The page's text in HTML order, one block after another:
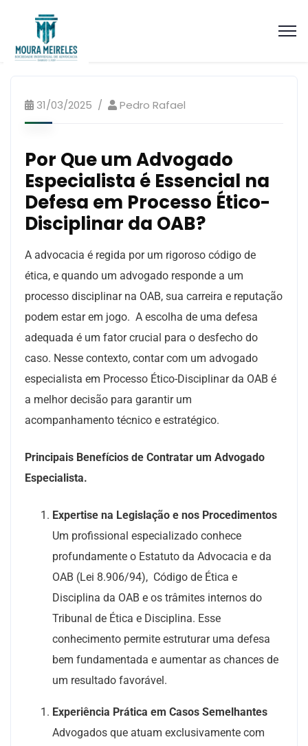
31/03/2025 Pedro Rafael
Por Que um Advogado
Especialista é Essencial na
Defesa em Processo Ético-
Disciplinar da OAB?
A advocacia é regida por um rigoroso código de
ética, e quando um advogado responde a um
processo disciplinar na OAB, sua carreira e reputação
podem estar em jogo. A escolha de uma defesa
adequada é um fator crucial para o desfecho do
caso. Nesse contexto, contar com um advogado
especialista em Processo Ético-Disciplinar da OAB é
a melhor decisão para garantir um
acompanhamento técnico e estratégico.
Principais Benefícios de Contratar um Advogado
Especialista.
Expertise na Legislação e nos Procedimentos
Um profissional especializado conhece
profundamente o Estatuto da Advocacia e da
OAB (Lei 8.906/94), Código de Ética e
Disciplina da OAB e os trâmites internos do
Tribunal de Ética e Disciplina. Esse
conhecimento permite estruturar uma defesa
bem fundamentada e aumentar as chances de
um resultado favorável.
Experiência Prática em Casos Semelhantes
Advogados que atuam exclusivamente com